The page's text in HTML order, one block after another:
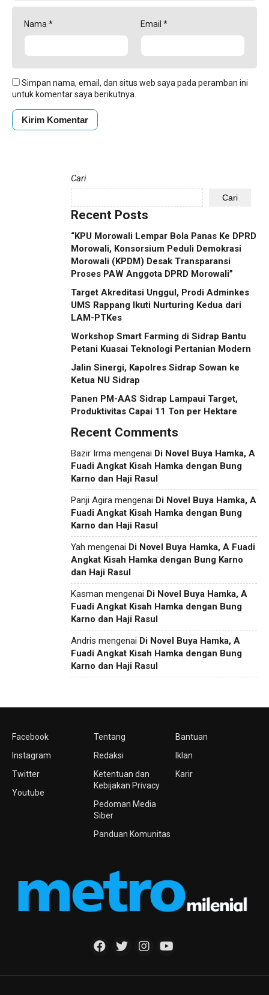
Nama * Email *
Simpan nama, email, dan situs web saya pada peramban ini
untuk komentar saya berikutnya.
Cari
Cari
Recent Posts
“KPU Morowali Lempar Bola Panas Ke DPRD
Morowali, Konsorsium Peduli Demokrasi
Morowali (KPDM) Desak Transparansi
Proses PAW Anggota DPRD Morowali”
Target Akreditasi Unggul, Prodi Adminkes
UMS Rappang Ikuti Nurturing Kedua dari
LAM-PTKes
Workshop Smart Farming di Sidrap Bantu
Petani Kuasai Teknologi Pertanian Modern
Jalin Sinergi, Kapolres Sidrap Sowan ke
Ketua NU Sidrap
Panen PM-AAS Sidrap Lampaui Target,
Produktivitas Capai 11 Ton per Hektare
Recent Comments
Bazir Irma mengenai Di Novel Buya Hamka, A
Fuadi Angkat Kisah Hamka dengan Bung
Karno dan Haji Rasul
Panji Agira mengenai Di Novel Buya Hamka, A
Fuadi Angkat Kisah Hamka dengan Bung
Karno dan Haji Rasul
Yah mengenai Di Novel Buya Hamka, A Fuadi
Angkat Kisah Hamka dengan Bung Karno
dan Haji Rasul
Kasman mengenai Di Novel Buya Hamka, A
Fuadi Angkat Kisah Hamka dengan Bung
Karno dan Haji Rasul
Andris mengenai Di Novel Buya Hamka, A
Fuadi Angkat Kisah Hamka dengan Bung
Karno dan Haji Rasul
Facebook
Instagram
Twitter
Youtube
Tentang
Redaksi
Ketentuan dan
Kebijakan Privacy
Pedoman Media
Siber
Panduan Komunitas
Bantuan
Iklan
Karir